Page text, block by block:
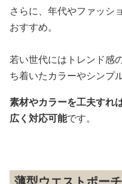
さらに、年代やファッシ
おすすめ。
若い世代にはトレンド感
ち着いたカラーやシンプ
素材やカラーを工夫すれ
広く対応可能です。